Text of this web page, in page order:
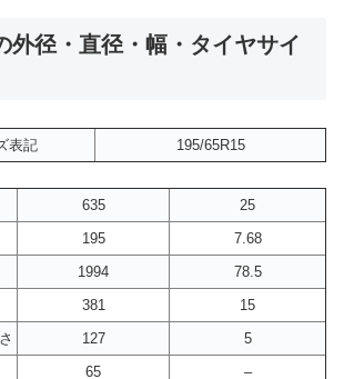
外径・直径・幅・タイヤサイ
表記 195/65R15
635
25
195
7.68
1994
78.5
381
15
127
5
65
–